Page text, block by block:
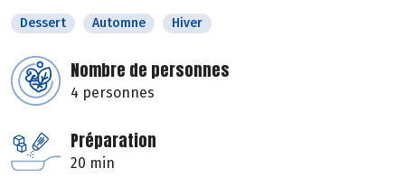
Dessert Automne Hiver
Nombre de personnes
4 personnes
Préparation
20 min